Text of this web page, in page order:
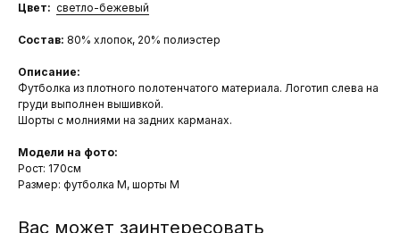
Цвет: светло-бежевый
Состав: 80% хлопок, 20% полиэстер
Описание:
Футболка из плотного полотенчатого материала. Логотип слева на
груди выполнен вышивкой.
Шорты с молниями на задних карманах.
Модели на фото:
Рост: 170см
Размер: футболка М, шорты М
Вас может заинтересовать